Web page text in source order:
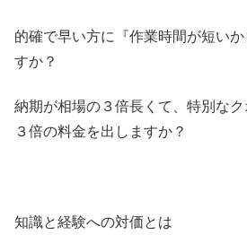
的確で早い方に『作業時間が短い
すか？
納期が相場の３倍長くて、特別な
３倍の料金を出しますか？
知識と経験への対価とは